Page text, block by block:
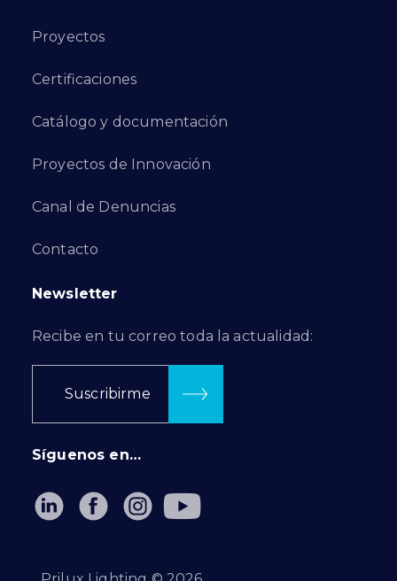
Proyectos
Certificaciones
Catálogo y documentación
Proyectos de Innovación
Canal de Denuncias
Contacto
Newsletter
Recibe en tu correo toda la actualidad:
Suscribirme
Síguenos en…